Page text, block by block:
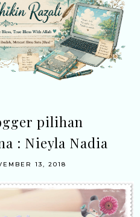
pilihan
: Nieyla Nadia
13, 2018